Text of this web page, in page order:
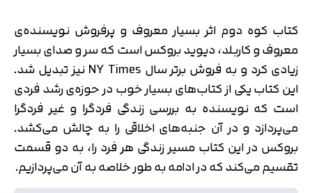
کتاب کوه دوم اثر بسیار معروف و پرفروش نویسنده‌ی
معروف و کاربلد، دیوید بروکس است که سر و صدای بسیار
زیادی کرد و به فروش برتر سال NY Times نیز تبدیل شد.
این کتاب یکی از کتاب‌های بسیار خوب در حوزه‌ی رشد فردی
است که نویسنده به بررسی زندگی فردگرا و غیر فردگرا
می‌پردازد و در آن جنبه‌های اخلاقی را به چالش می‌کشد.
بروکس در این کتاب مسیر زندگی هر فرد را، به دو قسمت
تقسیم می‌کند که در ادامه به طور خلاصه به آن می‌پردازیم.